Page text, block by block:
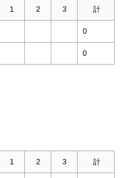
1 2 3 計
0
0
1 2 3 計